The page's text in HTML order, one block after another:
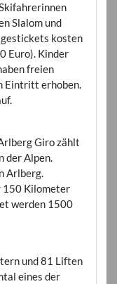
Slalom und
kosten
Euro). Kinder
freien
Eintritt erhoben.
Giro zählt
der Alpen.
Arlberg.
150 Kilometer
werden 1500
und 81 Liften
eines der